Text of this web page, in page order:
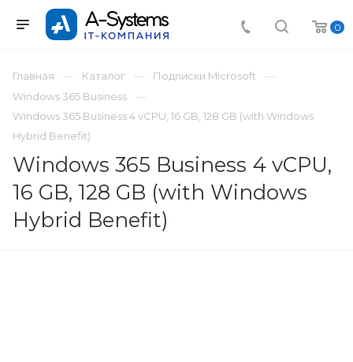
0
Главная Каталог
Подписки Microsoft
Windows 365 Business
Windows 365 Business 4 vCPU, 16 GB, 128 GB (with Windows
Hybrid Benefit)
Windows 365 Business 4 vCPU,
16 GB, 128 GB (with Windows
Hybrid Benefit)